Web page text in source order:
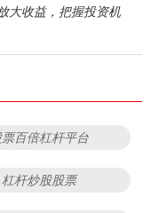
大收益，把握投资机
百倍杠杆平台
杠杆炒股股票